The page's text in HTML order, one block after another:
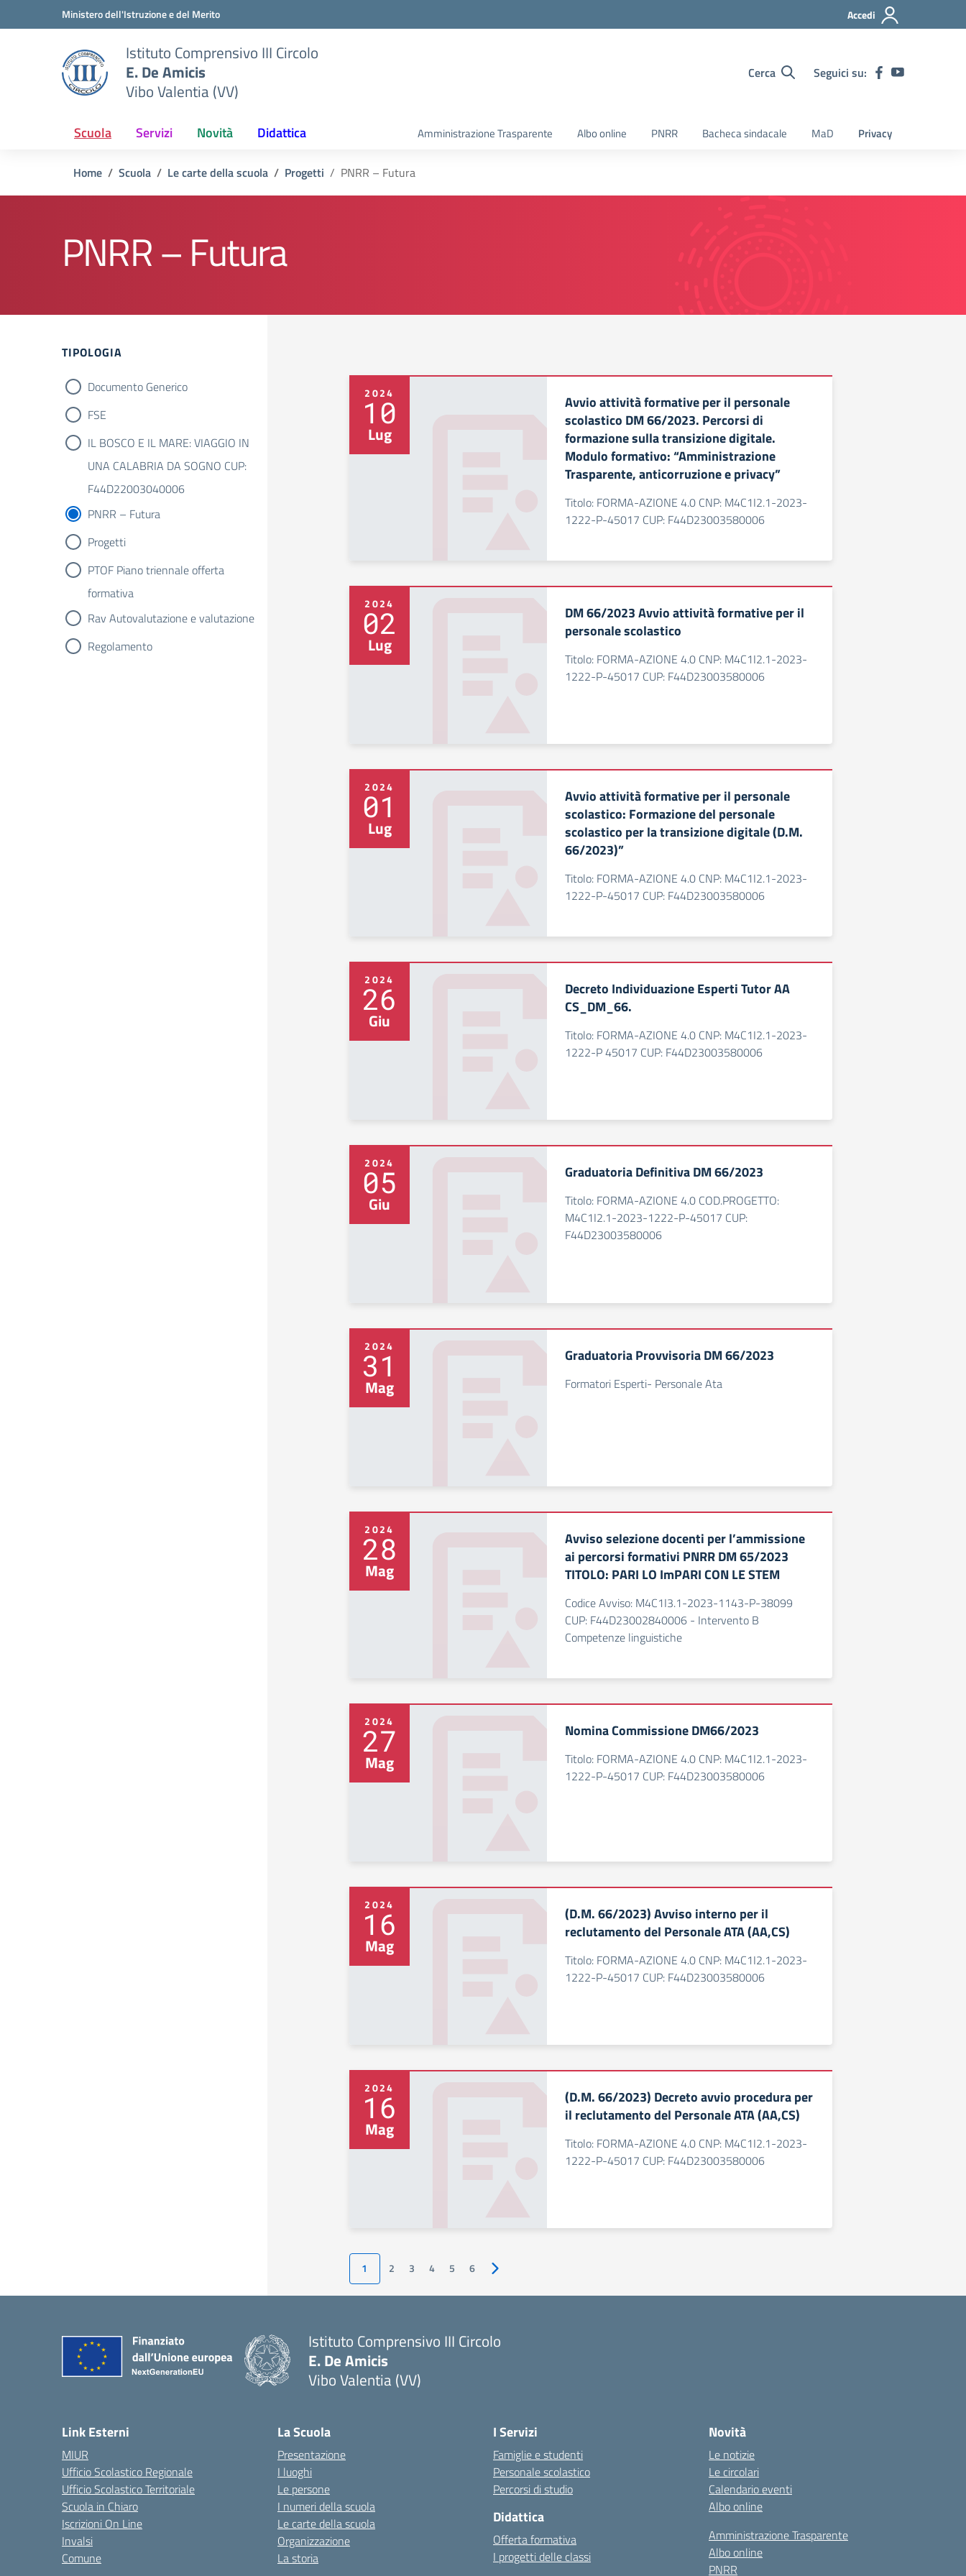
Vai ai contenuti
Vai al menu di navigazioneMinistero dell'Istruzione e del Merito Accedi
Istituto Comprensivo III Circolo
E. De Amicis
Vibo Valentia (VV)
Cerca Seguici su:
Scuola Servizi Novità Didattica Amministrazione Trasparente Albo online PNRR Bacheca sindacale MaD Privacy
Home Scuola Le carte della scuola Progetti PNRR – Futura
PNRR – Futura
TIPOLOGIA
Documento Generico
FSE
IL BOSCO E IL MARE: VIAGGIO IN
UNA CALABRIA DA SOGNO CUP:
F44D22003040006
PNRR – Futura
Progetti
PTOF Piano triennale offerta
formativa
Rav Autovalutazione e valutazione
Regolamento
2024
10
Lug
Avvio attività formative per il personale
scolastico DM 66/2023. Percorsi di
formazione sulla transizione digitale.
Modulo formativo: “Amministrazione
Trasparente, anticorruzione e privacy”
Titolo: FORMA-AZIONE 4.0 CNP: M4C1I2.1-2023-
1222-P-45017 CUP: F44D23003580006
2024
02
Lug
DM 66/2023 Avvio attività formative per il
personale scolastico
Titolo: FORMA-AZIONE 4.0 CNP: M4C1I2.1-2023-
1222-P-45017 CUP: F44D23003580006
2024
01
Lug
Avvio attività formative per il personale
scolastico: Formazione del personale
scolastico per la transizione digitale (D.M.
66/2023)”
Titolo: FORMA-AZIONE 4.0 CNP: M4C1I2.1-2023-
1222-P-45017 CUP: F44D23003580006
2024
26
Giu
Decreto Individuazione Esperti Tutor AA
CS_DM_66.
Titolo: FORMA-AZIONE 4.0 CNP: M4C1I2.1-2023-
1222-P 45017 CUP: F44D23003580006
2024
05
Giu
Graduatoria Definitiva DM 66/2023
Titolo: FORMA-AZIONE 4.0 COD.PROGETTO:
M4C1I2.1-2023-1222-P-45017 CUP:
F44D23003580006
2024
31
Mag
Graduatoria Provvisoria DM 66/2023
Formatori Esperti- Personale Ata
2024
28
Mag
Avviso selezione docenti per l’ammissione
ai percorsi formativi PNRR DM 65/2023
TITOLO: PARI LO ImPARI CON LE STEM
Codice Avviso: M4C1I3.1-2023-1143-P-38099
CUP: F44D23002840006 - Intervento B
Competenze linguistiche
2024
27
Mag
Nomina Commissione DM66/2023
Titolo: FORMA-AZIONE 4.0 CNP: M4C1I2.1-2023-
1222-P-45017 CUP: F44D23003580006
2024
16
Mag
(D.M. 66/2023) Avviso interno per il
reclutamento del Personale ATA (AA,CS)
Titolo: FORMA-AZIONE 4.0 CNP: M4C1I2.1-2023-
1222-P-45017 CUP: F44D23003580006
2024
16
Mag
(D.M. 66/2023) Decreto avvio procedura per
il reclutamento del Personale ATA (AA,CS)
Titolo: FORMA-AZIONE 4.0 CNP: M4C1I2.1-2023-
1222-P-45017 CUP: F44D23003580006
1 2 3 4 5 6 Pagina successiva
Istituto Comprensivo III Circolo
E. De Amicis
Vibo Valentia (VV)
Link Esterni
MIUR
Ufficio Scolastico Regionale
Ufficio Scolastico Territoriale
Scuola in Chiaro
Iscrizioni On Line
Invalsi
Comune
La Scuola
Presentazione
I luoghi
Le persone
I numeri della scuola
Le carte della scuola
Organizzazione
La storia
I Servizi
Famiglie e studenti
Personale scolastico
Percorsi di studio
Didattica
Offerta formativa
I progetti delle classi
Novità
Le notizie
Le circolari
Calendario eventi
Albo online
Amministrazione Trasparente
Albo online
PNRR